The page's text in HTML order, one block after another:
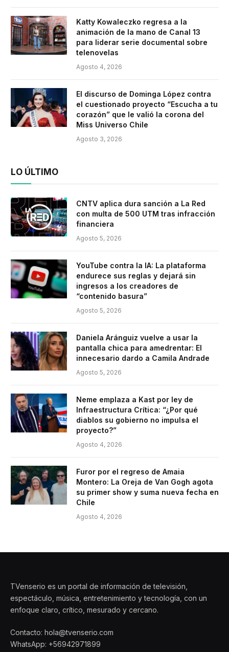
Katty Kowaleczko regresa a la
animación de la mano de Canal 13
para liderar serie documental sobre
telenovelas
Agosto 4, 2026
El discurso de Dominga López contra
el cuestionado proyecto “Escucha a tu
corazón” que le valió la corona del
Miss Universo Chile
Agosto 3, 2026
LO ÚLTIMO
CNTV aplica dura sanción a La Red
con multa de 500 UTM tras infracción
financiera
Agosto 5, 2026
YouTube contra la IA: La plataforma
endurece sus reglas y dejará sin
ingresos a los creadores de
“contenido basura”
Agosto 5, 2026
Daniela Aránguiz vuelve a usar la
pantalla chica para amedrentar: El
innecesario dardo a Camila Andrade
Agosto 5, 2026
Neme emplaza a Kast por ley de
Infraestructura Crítica: “¿Por qué
diablos su gobierno no impulsa el
proyecto?”
Agosto 4, 2026
Furor por el regreso de Amaia
Montero: La Oreja de Van Gogh agota
su primer show y suma nueva fecha en
Chile
Agosto 4, 2026
TVenserio es un portal de información de televisión,
espectáculo, música, entretenimiento y tecnología, con un
enfoque claro, crítico, mesurado y cercano.
Contacto: hola@tvenserio.com
WhatsApp: +56942971899